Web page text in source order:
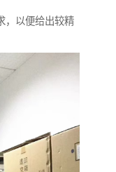
，以便给出较精